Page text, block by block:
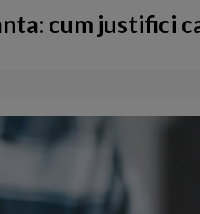
cum justifici